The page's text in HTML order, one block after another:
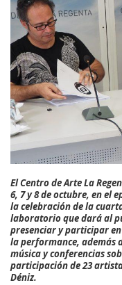
El Centro de Arte La
6, 7 y 8 de octubre, en el
la celebración de la
laboratorio que dará al
presenciar y participar
la performance, además
música y conferencias
participación de 23
Déniz.